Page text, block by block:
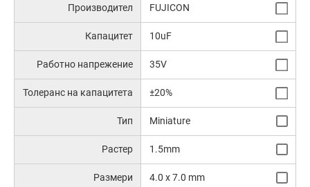
Производител FUJICON
Капацитет 10uF
Работно напрежение 35V
Толеранс на капацитета ±20%
Тип Miniature
Растер 1.5mm
Размери 4.0 x 7.0 mm